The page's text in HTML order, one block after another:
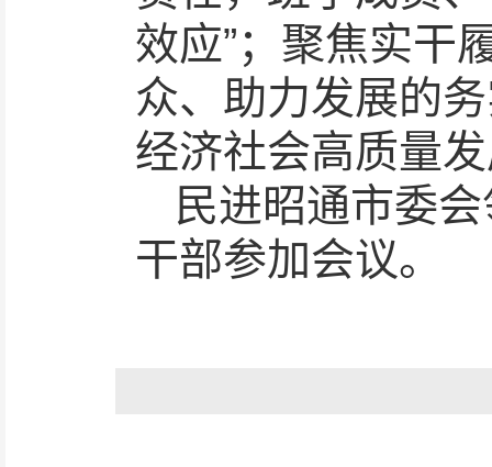
效应”；聚焦实干
众、助力发展的
经济社会高质量
民进昭通市委
干部参加会议。